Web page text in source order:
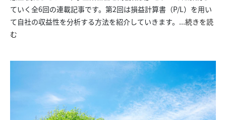
ていく全6回の連載記事です。第2回は損益計算書（P/L）を用い
て自社の収益性を分析する方法を紹介していきます。...続きを読
む